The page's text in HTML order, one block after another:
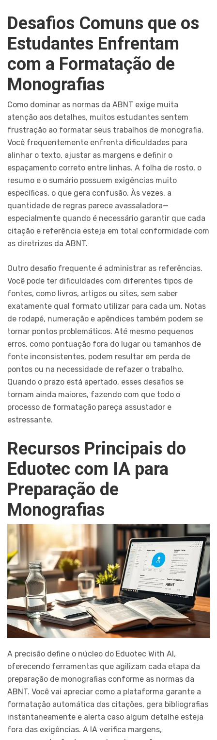
Desafios Comuns que os
Estudantes Enfrentam
com a Formatação de
Monografias
Como dominar as normas da ABNT exige muita
atenção aos detalhes, muitos estudantes sentem
frustração ao formatar seus trabalhos de monografia.
Você frequentemente enfrenta dificuldades para
alinhar o texto, ajustar as margens e definir o
espaçamento correto entre linhas. A folha de rosto, o
resumo e o sumário possuem exigências muito
específicas, o que gera confusão. Às vezes, a
quantidade de regras parece avassaladora—
especialmente quando é necessário garantir que cada
citação e referência esteja em total conformidade com
as diretrizes da ABNT.
Outro desafio frequente é administrar as referências.
Você pode ter dificuldades com diferentes tipos de
fontes, como livros, artigos ou sites, sem saber
exatamente qual formato utilizar para cada um. Notas
de rodapé, numeração e apêndices também podem se
tornar pontos problemáticos. Até mesmo pequenos
erros, como pontuação fora do lugar ou tamanhos de
fonte inconsistentes, podem resultar em perda de
pontos ou na necessidade de refazer o trabalho.
Quando o prazo está apertado, esses desafios se
tornam ainda maiores, fazendo com que todo o
processo de formatação pareça assustador e
estressante.
Recursos Principais do
Eduotec com IA para
Preparação de
Monografias
A precisão define o núcleo do Eduotec With AI,
oferecendo ferramentas que agilizam cada etapa da
preparação de monografias conforme as normas da
ABNT. Você vai apreciar como a plataforma garante a
formatação automática das citações, gera bibliografias
instantaneamente e alerta caso algum detalhe esteja
fora das exigências. A IA verifica margens,